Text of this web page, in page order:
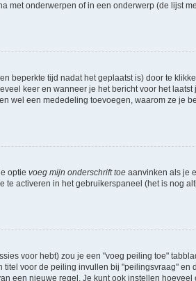
met onderwerpen of in een onderwerp (de lijst
beperkte tijd nadat het geplaatst is) door te
keer en wanneer je het bericht voor het laatst
wel een mededeling toevoegen, waarom ze je
optie voeg mijn onderschrift toe aanvinken als je
te activeren in het gebruikerspaneel (het is nog
voor hebt) zou je een "voeg peiling toe"
voor de peiling invullen bij "peilingsvraag" en
een nieuwe regel. Je kunt ook instellen hoeveel